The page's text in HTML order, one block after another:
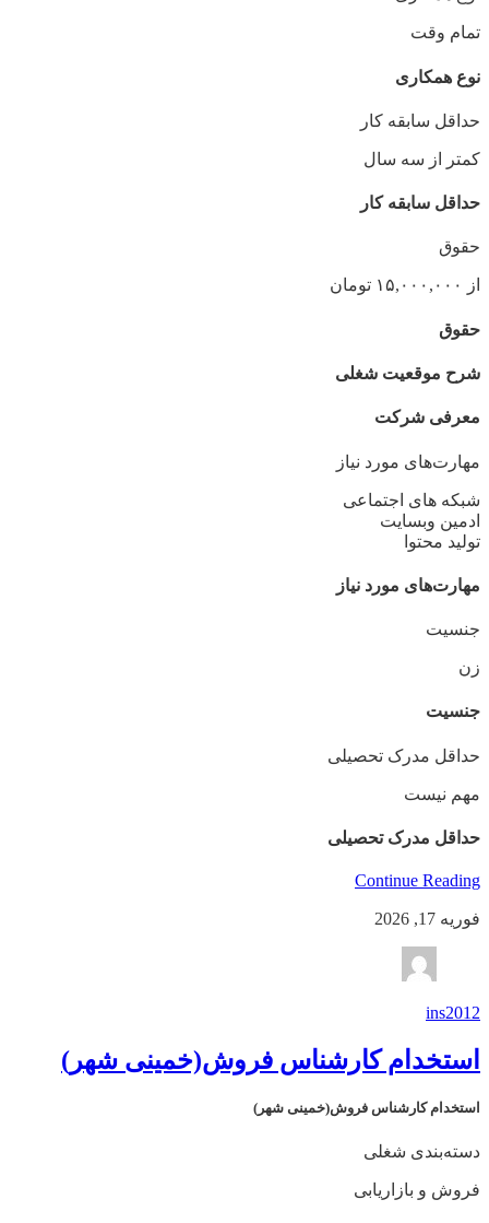
تمام وقت
نوع همکاری
حداقل سابقه کار
کمتر از سه سال
حداقل سابقه کار
حقوق
از ۱۵,۰۰۰,۰۰۰ تومان
حقوق
شرح موقعیت شغلی
معرفی شرکت
مهارت‌های مورد نیاز
شبکه های اجتماعی
ادمین وبسایت
تولید محتوا
مهارت‌های مورد نیاز
جنسیت
زن
جنسیت
حداقل مدرک تحصیلی
مهم نیست
حداقل مدرک تحصیلی
Continue Reading
فوریه 17, 2026
ins2012
استخدام کارشناس فروش(خمینی شهر)
استخدام کارشناس فروش(خمینی شهر)
دسته‌بندی شغلی
فروش و بازاریابی